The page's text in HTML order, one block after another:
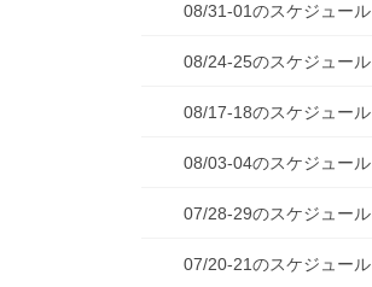
08/31-01のスケジュール
08/24-25のスケジュール
08/17-18のスケジュール
08/03-04のスケジュール
07/28-29のスケジュール
07/20-21のスケジュール